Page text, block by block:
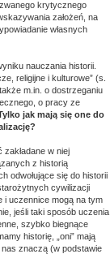
krytycznego
założeń, na
własnych
nauczania historii.
religijne i kulturowe” (s.
m.in. o dostrzeganiu
o pracy ze
jak mają się one do
w niej
z historią
odwołujące się do historii
cywilizacji
i uczennice mogą na tym
jeśli taki sposób uczenia
szybko biegnące
historię, „oni” mają
nas znaczą (w podstawie